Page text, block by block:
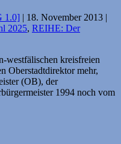
1.0] | 18. November 2013 |
2025, REIHE: Der
westfäli­schen kreisfreien
Oberstadt­direktor mehr,
(OB), der
1994 noch vom